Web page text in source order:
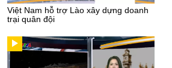
Việt Nam hỗ trợ Lào xây dựng doanh
trại quân đội